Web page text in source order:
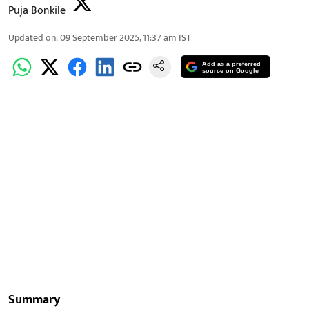
Puja Bonkile
Updated on:09 September 2025, 11:37 am IST
Add as a preferred
source on Google
Summary